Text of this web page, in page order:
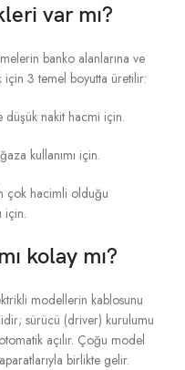
var mı?
banko alanlarına ve
için 3 temel boyutta üretilir:
düşük nakit hacmi için.
kullanımı için.
çok hacimli olduğu
için.
kolay mı?
modellerin kablosunu
sürücü (driver) kurulumu
açılır. Çoğu model
birlikte gelir.